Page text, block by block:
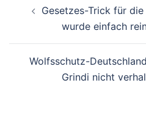
Gesetzes-Trick für
wurde einfach
Wolfsschutz-
Grindi nicht